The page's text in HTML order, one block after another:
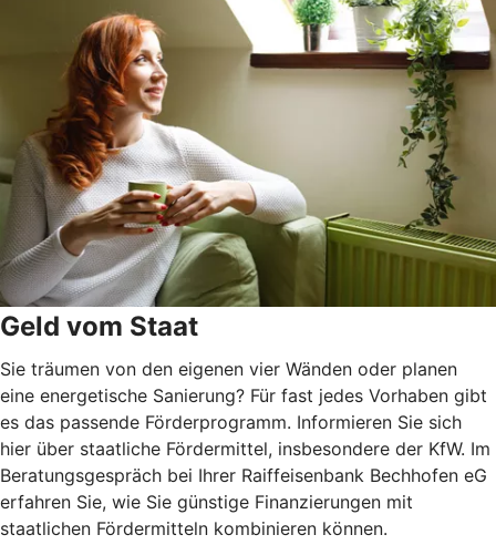
Geld vom Staat
Sie träumen von den eigenen vier Wänden oder planen
eine energetische Sanierung? Für fast jedes Vorhaben gibt
es das passende Förderprogramm. Informieren Sie sich
hier über staatliche Fördermittel, insbesondere der KfW. Im
Beratungsgespräch bei Ihrer Raiffeisenbank Bechhofen eG
erfahren Sie, wie Sie günstige Finanzierungen mit
staatlichen Fördermitteln kombinieren können.